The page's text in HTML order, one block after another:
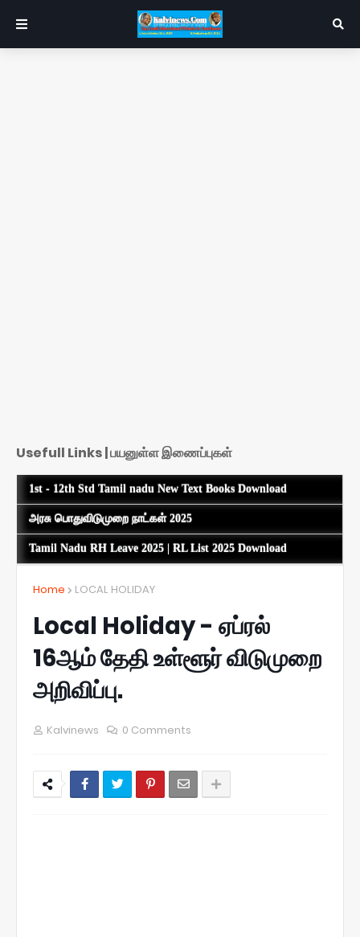
Usefull Links | பயனுள்ள இணைப்புகள்
1st - 12th Std Tamil nadu New Text Books Download
அரசு பொதுவிடுமுறை நாட்கள் 2025
Tamil Nadu RH Leave 2025 | RL List 2025 Download
Home LOCAL HOLIDAY
Local Holiday - ஏப்ரல்
16ஆம் தேதி உள்ளூர் விடுமுறை
அறிவிப்பு.
Kalvinews 0 Comments